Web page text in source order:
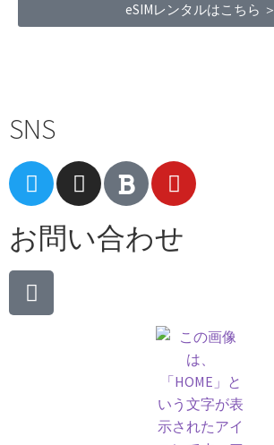
eSIMレンタルはこちら ＞
SNS
お問い合わせ